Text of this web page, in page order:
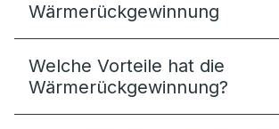
Wärmerückgewinnung
Welche Vorteile hat die
Wärmerückgewinnung?